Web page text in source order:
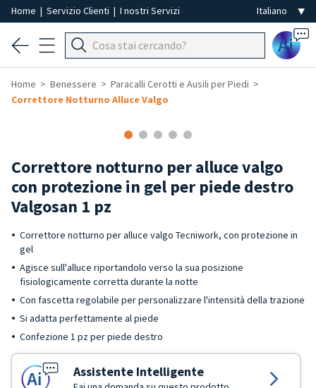
Home | Servizio Clienti | I nostri Servizi
Ai
Home Benessere
Paracalli Cerotti e Ausili per Piedi
Correttore Notturno Alluce Valgo
Correttore notturno per alluce valgo
con protezione in gel per piede destro
Valgosan 1 pz
Correttore notturno per alluce valgo Tecniwork, con protezione in
gel
Agisce sull'alluce riportandolo verso la sua posizione
fisiologicamente corretta durante la notte
Con fascetta regolabile per personalizzare l'intensità della trazione
Si adatta perfettamente al piede
Confezione 1 pz per piede destro
Assistente Intelligente